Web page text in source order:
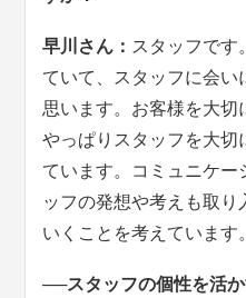
早川さん： スタッフです
ていて、スタッフに会い
思います。お客様を大切
やっぱりスタッフを大切
ています。コミュニケー
ッフの発想や考えも取り
いくことを考えています。
──スタッフの個性を活